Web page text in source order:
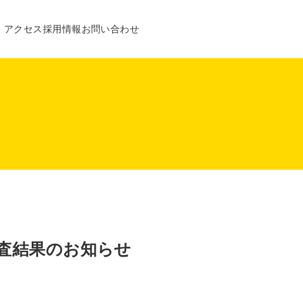
アクセス採用情報 お問い合わせ
結果のお知らせ